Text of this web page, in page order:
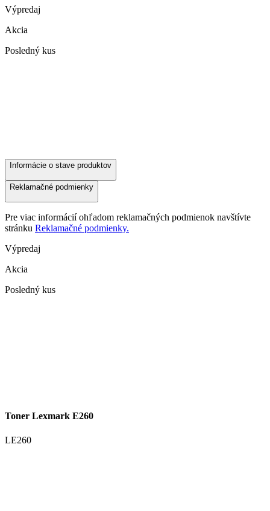
Výpredaj
Akcia
Posledný kus
Informácie o stave produktov
Reklamačné podmienky
Pre viac informácií ohľadom reklamačných podmienok navštívte
stránku Reklamačné podmienky.
Výpredaj
Akcia
Posledný kus
Toner Lexmark E260
LE260